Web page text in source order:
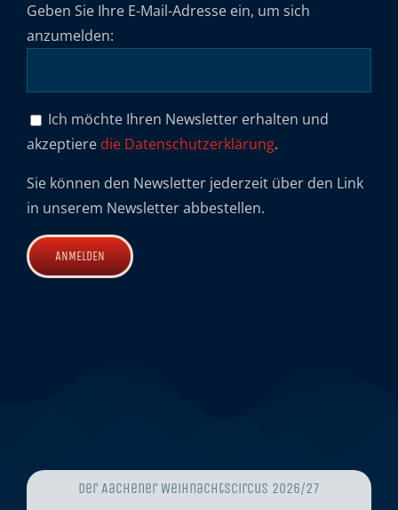
Geben Sie Ihre E-Mail-Adresse ein, um sich
anzumelden:
Ich möchte Ihren Newsletter erhalten und
akzeptiere die Datenschutzerklärung.
Sie können den Newsletter jederzeit über den Link
in unserem Newsletter abbestellen.
Der Aachener Weihnachtscircus 2026/27